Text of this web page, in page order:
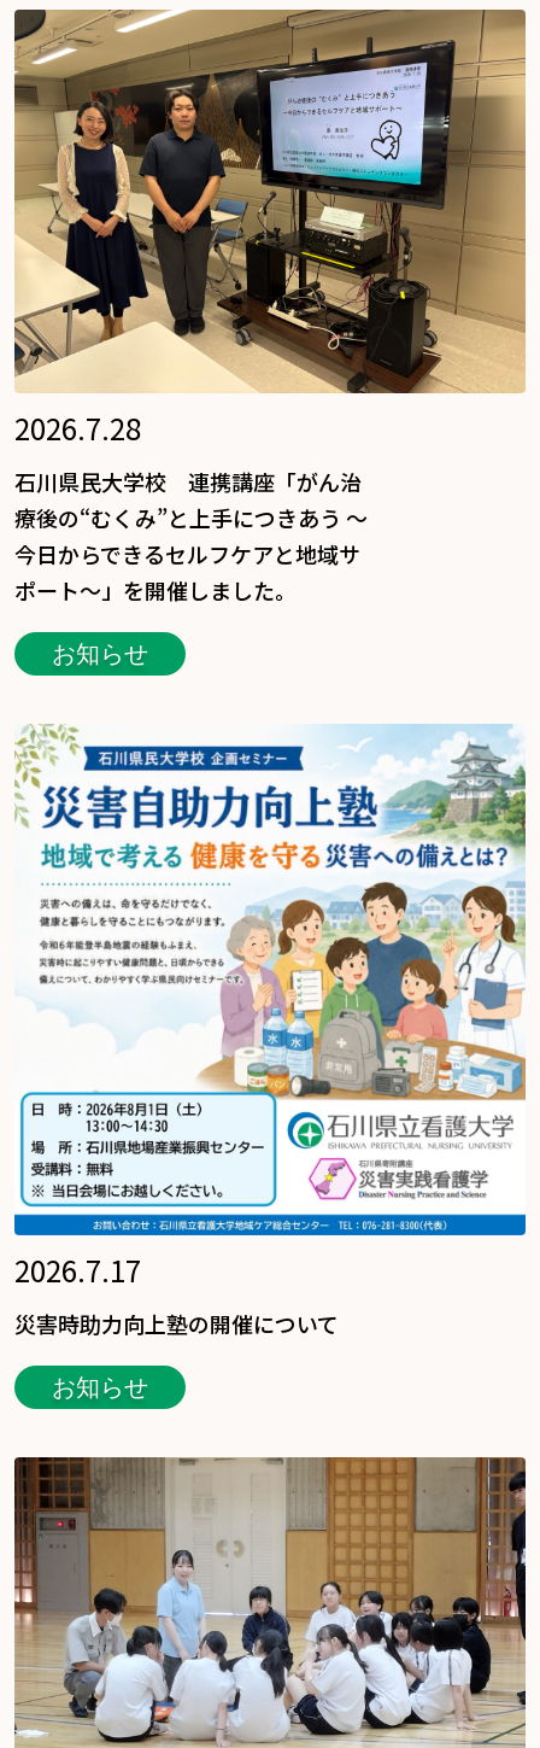
2026.7.28
石川県民大学校 連携講座「がん治
療後の“むくみ”と上手につきあう ～
今日からできるセルフケアと地域サ
ポート～」を開催しました。
お知らせ
2026.7.17
災害時助力向上塾の開催について
お知らせ